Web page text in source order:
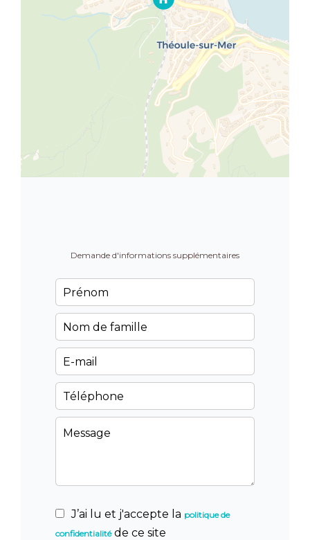
Demande d'informations supplémentaires
J’ai lu et j'accepte la politique de
confidentialitéde ce site